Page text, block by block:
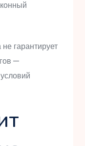
гарантирует
—